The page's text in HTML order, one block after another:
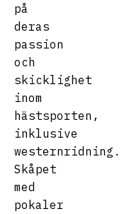
på
deras
passion
och
skicklighet
inom
hästsporten,
inklusive
westernridning.
Skåpet
med
pokaler